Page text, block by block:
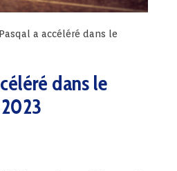
Pasqal a accéléré dans le
dans le